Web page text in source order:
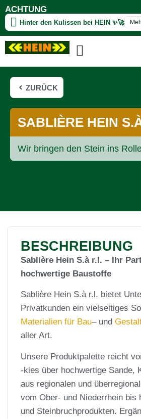
ACHTUNG
Erweiterung unserer
ZURÜCK
SABLIÈRE HEIN
Wir bringen den Stein ins
BESCHREIBUNG
Sablière Hein S.à r.l. – Ihr
hochwertige Baustoffe
Sablière Hein S.à r.l. bietet
Privatkunden ein vielseitiges
Materialien für Bau– und
aller Art.
Unsere Produktpalette reicht
-kies über hochwertige Sande,
aus regionalen und
vom Ober- und Niederrhein bis
und Steinbruchprodukten.